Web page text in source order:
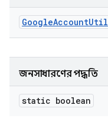
GoogleAccountUtil
জনসাধারণের পদ্ধতি
static boolean